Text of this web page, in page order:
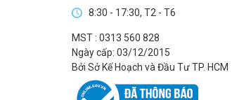
8:30 - 17:30, T2 - T6
MST : 0313 560 828
Ngày cấp: 03/12/2015
Bởi Sở Kế Hoạch và Đầu Tư TP. HCM